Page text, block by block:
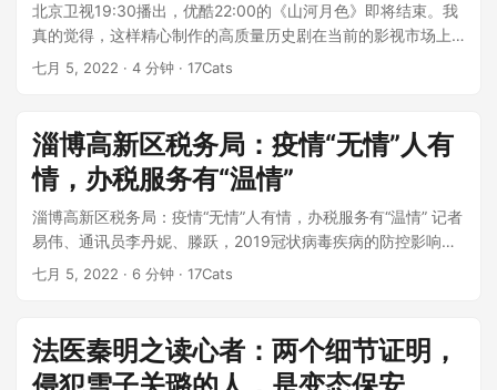
北京卫视19:30播出，优酷22:00的《山河月色》即将结束。我
真的觉得，这样精心制作的高质量历史剧在当前的影视市场上
是罕见的。我强烈向您推...
七月 5, 2022 · 4 分钟 · 17Cats
淄博高新区税务局：疫情“无情”人有
情，办税服务有“温情”
淄博高新区税务局：疫情“无情”人有情，办税服务有“温情” 记者
易伟、通讯员李丹妮、滕跃，2019冠状病毒疾病的防控影响全
社会；神经（&...
七月 5, 2022 · 6 分钟 · 17Cats
法医秦明之读心者：两个细节证明，